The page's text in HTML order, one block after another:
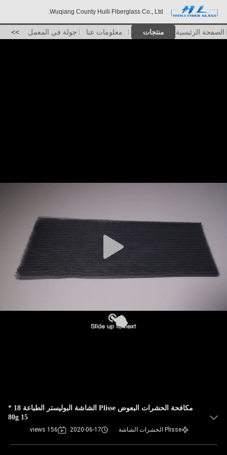
Wuqiang County Huili Fiberglass Co., Ltd.
الصفحة الرئيسية منتجات معلومات عنا جولة في المعمل >>
مكافحة الحشرات البعوض Plisse الشاشة البوليستر الطباعة 18 *
15 80g
Plisse الحشرات الشاشة 2020-06-17
156 views